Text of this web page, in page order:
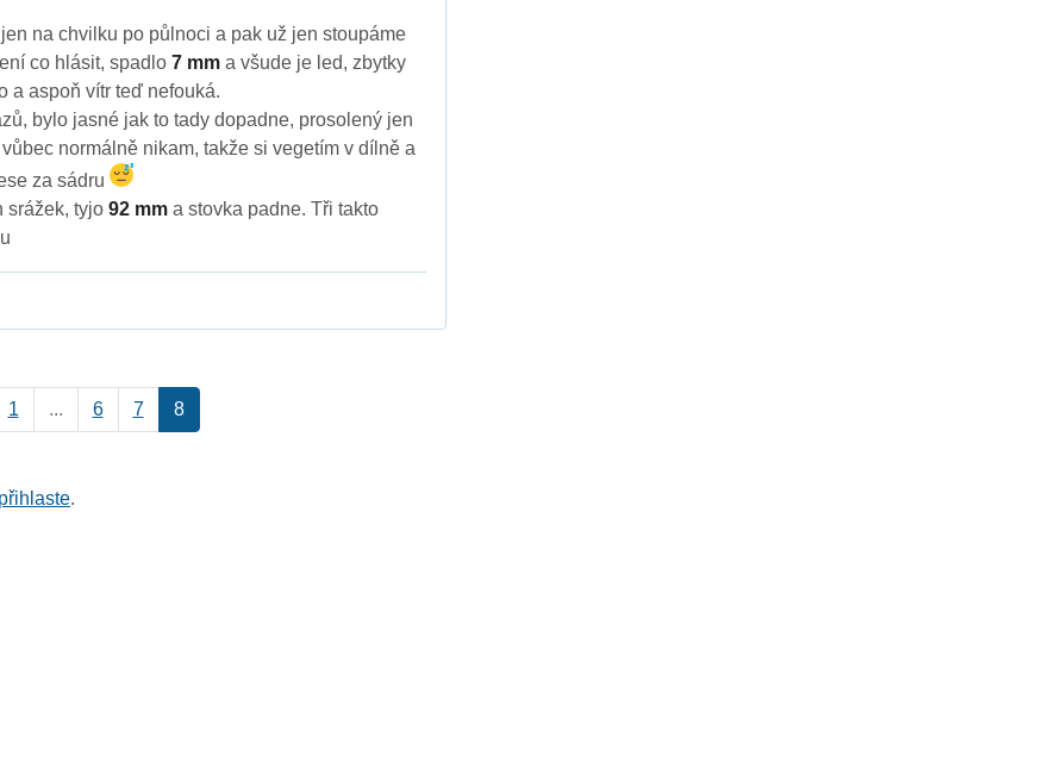
na chvilku po půlnoci a pak už jen stoupáme
co hlásit, spadlo 7 mma všude je led, zbytky
a aspoň vítr teď nefouká.
bylo jasné jak to tady dopadne, prosolený jen
normálně nikam, takže si vegetím v dílně a
za sádru
srážek, tyjo92 mma stovka padne. Tři takto
1 ... 6 7 8
přihlaste.